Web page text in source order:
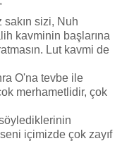
sizi, Nuh
kavminin başlarına
Lut kavmi de
O'na tevbe ile
merhametlidir, çok
içimizde çok zayıf